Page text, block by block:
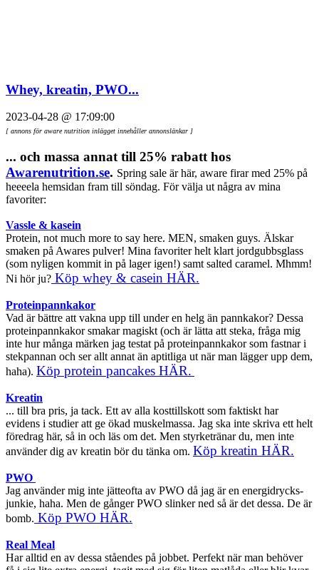
Whey, kreatin, PWO...
2023-04-28 @ 17:09:00
[ annons för aware nutrition inlägget innehåller annonslänkar ]
... och massa annat till 25% rabatt hos
Awarenutrition.se. Spring sale är här, aware firar med 25% på
heeeela hemsidan fram till söndag. För välja ut några av mina
favoriter:
Vassle & kasein
Protein, not much more to say here. MEN, smaken guys. Älskar
smaken på Awares pulver! Mina favoriter helt klart jordgubbsglass
(som nyligen kommit in på lager igen!) samt salted caramel. Mhmm!
Ni hör ju? Köp whey & casein HÄR.
Proteinpannkakor
Vad är bättre att vakna upp till under en helg än pannkakor? Dessa
proteinpannkakor smakar magiskt (och är lätta att steka, fråga mig
inte hur många märken jag testat på proteinpannkakor som fastnar i
stekpannan och ser allt annat än aptitliga ut när man lägger upp dem,
haha). Köp protein pancakes HÄR.
Kreatin
... till bra pris, ja tack. Ett av alla kosttillskott som faktiskt har
evidens i studier att ge ökad muskelmassa. Jag ska inte skriva ett helt
föredrag här, så in och läs om det. Men styrketränar du, men inte
använder dig av kreatin bör du tänka om. Köp kreatin HÄR.
PWO
Jag använder mig inte jätteofta av PWO då jag är en energidrycks-
junkie, haha. Men de gånger PWO slinker ned så är det dessa. De är
bomb. Köp PWO HÄR.
Real Meal
Har alltid en av dessa ståendes på jobbet. Perfekt när man behöver